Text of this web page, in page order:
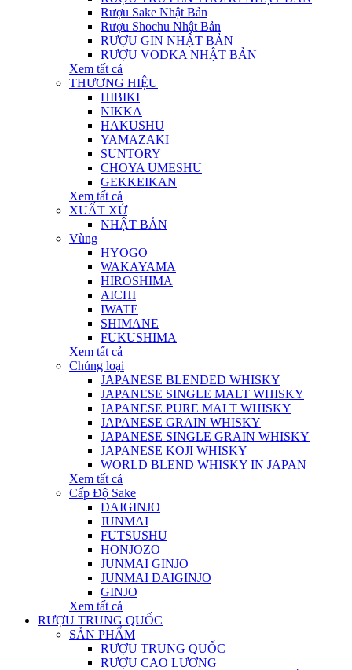
Rượu Sake Nhật Bản
Rượu Shochu Nhật Bản
RƯỢU GIN NHẬT BẢN
RƯỢU VODKA NHẬT BẢN
Xem tất cả
THƯƠNG HIỆU
HIBIKI
NIKKA
HAKUSHU
YAMAZAKI
SUNTORY
CHOYA UMESHU
GEKKEIKAN
Xem tất cả
XUẤT XỨ
NHẬT BẢN
Vùng
HYOGO
WAKAYAMA
HIROSHIMA
AICHI
IWATE
SHIMANE
FUKUSHIMA
Xem tất cả
Chủng loại
JAPANESE BLENDED WHISKY
JAPANESE SINGLE MALT WHISKY
JAPANESE PURE MALT WHISKY
JAPANESE GRAIN WHISKY
JAPANESE SINGLE GRAIN WHISKY
JAPANESE KOJI WHISKY
WORLD BLEND WHISKY IN JAPAN
Xem tất cả
Cấp Độ Sake
DAIGINJO
JUNMAI
FUTSUSHU
HONJOZO
JUNMAI GINJO
JUNMAI DAIGINJO
GINJO
Xem tất cả
RƯỢU TRUNG QUỐC
SẢN PHẨM
RƯỢU TRUNG QUỐC
RƯỢU CAO LƯƠNG